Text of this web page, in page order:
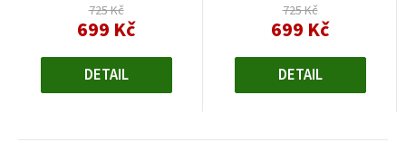
725 Kč
699 KčMěrná
DETAIL
725 Kč
699 KčMěrná
DETAIL